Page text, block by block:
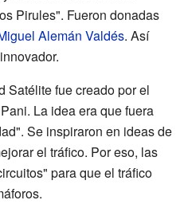
Pirules". Fueron donadas
Alemán Valdés. Así
Satélite fue creado por el
La idea era que fuera
Se inspiraron en ideas de
el tráfico. Por eso, las
para que el tráfico